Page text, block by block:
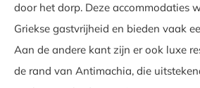
door het dorp. Deze accommodaties
Griekse gastvrijheid en bieden vaak
Aan de andere kant zijn er ook luxe
de rand van Antimachia, die